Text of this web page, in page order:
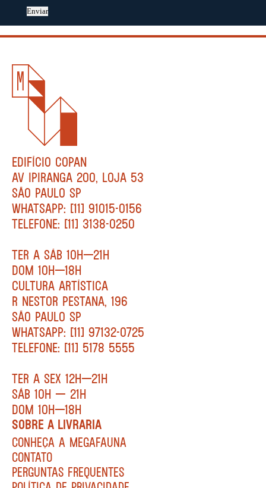
Enviar
EDIFÍCIO COPAN
AV IPIRANGA 200, LOJA 53
SÃO PAULO SP
WHATSAPP: [11] 91015-0156
TELEFONE: [11] 3138-0250
TER A SÁB 10H—21H
DOM 10H—18H
CULTURA ARTÍSTICA
R NESTOR PESTANA, 196
SÃO PAULO SP
WHATSAPP: [11] 97132-0725
TELEFONE: [11] 5178 5555
TER A SEX 12H—21H
SÁB 10H — 21H
DOM 10H—18H
SOBRE A LIVRARIA
CONHEÇA A MEGAFAUNA
CONTATO
PERGUNTAS FREQUENTES